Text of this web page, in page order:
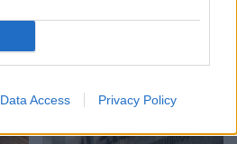
Data Access Privacy Policy
θέσεις